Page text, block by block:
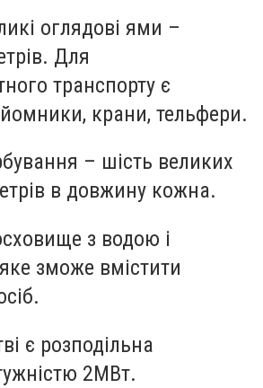
оглядові ями –
Для
транспорту є
крани, тельфери.
– шість великих
в довжину кожна.
з водою і
зможе вмістити
є розподільна
2МВт.